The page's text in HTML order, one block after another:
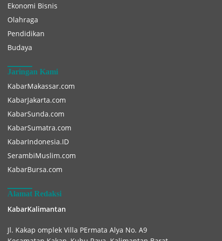
Ekonomi Bisnis
Olahraga
Pendidikan
Budaya
Jaringan Kami
KabarMakassar.com
KabarJakarta.com
KabarSunda.com
KabarSumatra.com
KabarIndonesia.ID
SerambiMuslim.com
KabarBursa.com
Alamat Redaksi
KabarKalimantan
Jl. Kakap omplek Villa PErmata Alya No. A9